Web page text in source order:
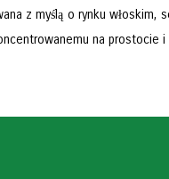
z myślą o rynku włoskim,
na prostocie